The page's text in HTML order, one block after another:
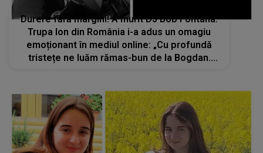
Durere fără margini! A murit DJ Bob Fontana.
Trupa Ion din România i-a adus un omagiu
emoționant în mediul online: „Cu profundă
tristețe ne luăm rămas-bun de la Bogdan.